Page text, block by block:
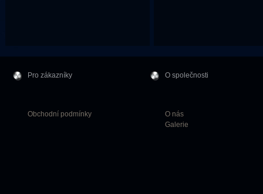
Pro zákazníky
Obchodní podmínky
O společnosti
O nás
Galerie